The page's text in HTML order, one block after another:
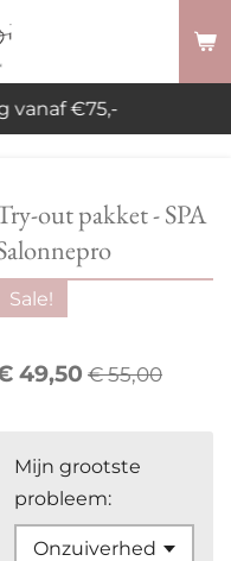
vanaf €75,-
out pakket - SPA
Sale!
49,50 € 55,00
Mijn grootste
probleem: